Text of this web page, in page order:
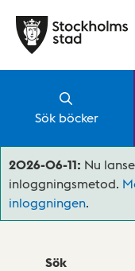
Sök böcker
2026-06-11: Nu
inloggningsmetod.
inloggningen.
Sök